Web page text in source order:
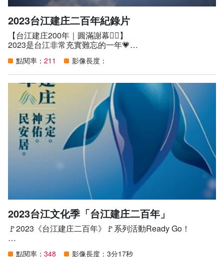
2023台江建庄二百年紀錄片
【台江建庄200年｜圓滿謝幕🙇‍♀️】
2023是台江非常充實難忘的一年💗
或欣賞「開江紀」藝術裝置展、「棲身的港灣」十六寮民眾
共創計畫，聆聽「望台江」音樂會🎵
參加各式大大小小的活動、演出，
帶著孩子來欣賞壓軸大戲「台江紙風車幻想曲」👨‍👩‍👧‍👦
衷心感謝每位朋友的參與，
今年，我們都成為了台江的一份子
更留下了屬於自己的台江認同！
短短17分鐘，一起來回顧這一年✨✨✨
點閱率： 211 影像長度：
2023台江文化季「台江建庄二百年」
🚩2023《台江建庄二百年》🚩系列活動Ready Go！
點閱率： 348 影像長度：3分17秒